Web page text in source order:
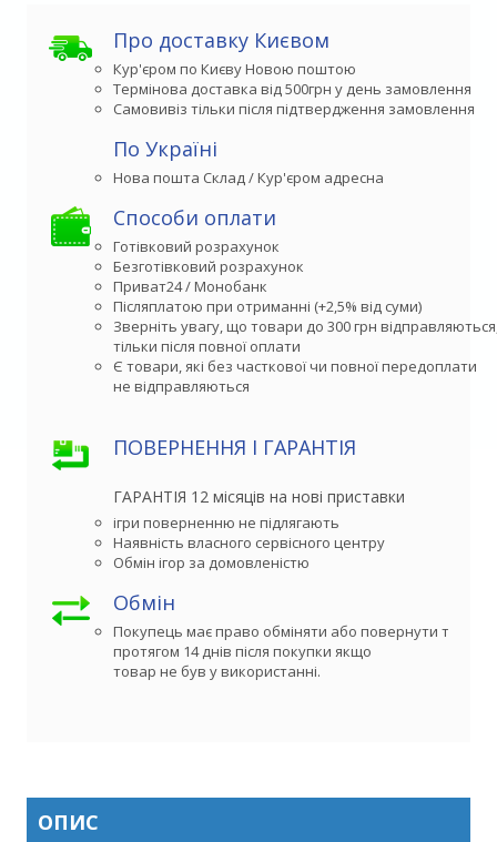
Про доставку Києвом
Кур'єром по Києву Новою поштою
Термінова доставка від 500грн у день замовлення
Самовивіз тільки після підтвердження замовлення
По Україні
Способи оплати
Готівковий розрахунок
Безготівковий розрахунок
Приват24 / Монобанк
Післяплатою при отриманні (+2,5% від суми)
Зверніть увагу, що товари до 300 грн
тільки після повної оплати
Є товари, які без часткової чи повної передоплати
не відправляються
ПОВЕРНЕННЯ І ГАРАНТІЯ
ГАРАНТІЯ 12 місяців на нові приставки
ігри поверненню не підлягають
Наявність власного сервісного центру
Обмін ігор за домовленістю
Обмін
Покупець має право обміняти або повернути товар
протягом 14 днів після покупки якщо
товар не був у використанні.
ОПИС